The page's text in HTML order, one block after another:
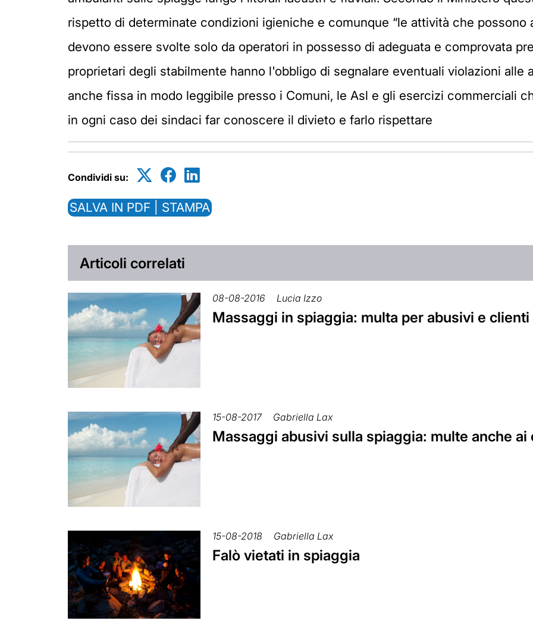
rispetto di determinate condizioni igieniche e comunque “le attività che
devono essere svolte solo da operatori in possesso di adeguata e comprovata
proprietari degli stabilmente hanno l'obbligo di segnalare eventuali violazioni alle
anche fissa in modo leggibile presso i Comuni, le Asl e gli esercizi commerciali
in ogni caso dei sindaci far conoscere il divieto e farlo rispettare
Condividi su:
SALVA IN PDF | STAMPA
Articoli correlati
08-08-2016 Lucia Izzo
Massaggi in spiaggia: multa per abusivi e clienti
15-08-2017 Gabriella Lax
Massaggi abusivi sulla spiaggia: multe anche ai
15-08-2018 Gabriella Lax
Falò vietati in spiaggia